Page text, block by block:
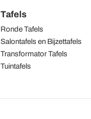
Tafels
Ronde Tafels
Salontafels en Bijzettafels
Transformator Tafels
Tuintafels